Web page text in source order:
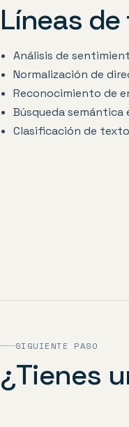
Líneas
Análisis de
Normalización de
Reconocimiento de
Búsqueda semántica
Clasificación de
SIGUIENTE PASO
¿Tienes